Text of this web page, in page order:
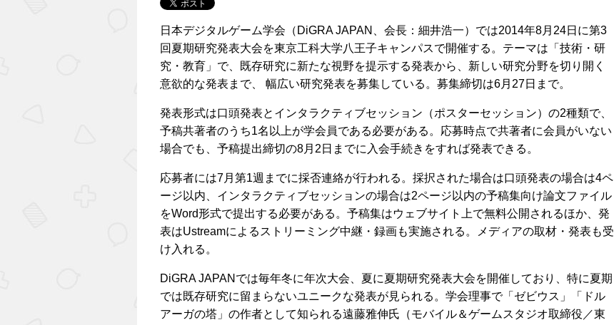
日本デジタルゲーム学会（DiGRA JAPAN、会長：細井浩一）では2014年8月24日に第3
回夏期研究発表大会を東京工科大学八王子キャンパスで開催する。テーマは「技術・研
究・教育」で、既存研究に新たな視野を提示する発表から、新しい研究分野を切り開く
意欲的な発表まで、 幅広い研究発表を募集している。募集締切は6月27日まで。
発表形式は口頭発表とインタラクティブセッション（ポスターセッション）の2種類で、
予稿共著者のうち1名以上が学会員である必要がある。応募時点で共著者に会員がいない
場合でも、予稿提出締切の8月2日までに入会手続きをすれば発表できる。
応募者には7月第1週までに採否連絡が行われる。採択された場合は口頭発表の場合は4ペ
ージ以内、インタラクティブセッションの場合は2ページ以内の予稿集向け論文ファイル
をWord形式で提出する必要がある。予稿集はウェブサイト上で無料公開されるほか、発
表はUstreamによるストリーミング中継・録画も実施される。メディアの取材・発表も受
け入れる。
DiGRA JAPANでは毎年冬に年次大会、夏に夏期研究発表大会を開催しており、特に夏期
では既存研究に留まらないユニークな発表が見られる。学会理事で「ゼビウス」「ドル
アーガの塔」の作者として知られる遠藤雅伸氏（モバイル＆ゲームスタジオ取締役／東